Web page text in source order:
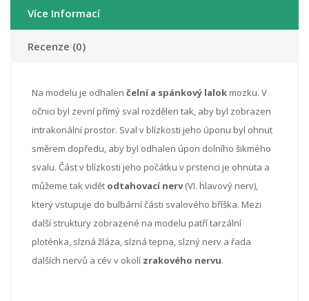
Více Informací
Recenze (0)
Na modelu je odhalen čelní a spánkový lalok mozku. V
očnici byl zevní přímý sval rozdělen tak, aby byl zobrazen
intrakonální prostor. Sval v blízkosti jeho úponu byl ohnut
směrem dopředu, aby byl odhalen úpon dolního šikmého
svalu. Část v blízkosti jeho počátku v prstenci je ohnuta a
můžeme tak vidět odtahovací nerv(VI. hlavový nerv),
který vstupuje do bulbární části svalového bříška. Mezi
další struktury zobrazené na modelu patří tarzální
ploténka, slzná žláza, slzná tepna, slzný nerv a řada
dalších nervů a cév v okolí zrakového nervu.